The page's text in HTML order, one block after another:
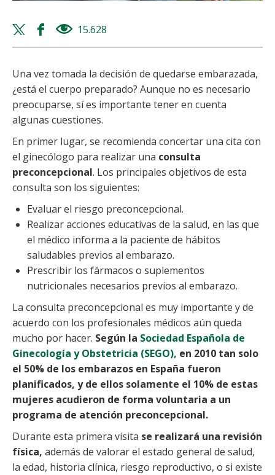
Twitter
share
Facebook
share
15.628
Una vez tomada la decisión de quedarse embarazada,
¿está el cuerpo preparado? Aunque no es necesario
preocuparse, sí es importante tener en cuenta
algunas cuestiones.
En primer lugar, se recomienda concertar una cita con
el ginecólogo para realizar una consulta
preconcepcional. Los principales objetivos de esta
consulta son los siguientes:
Evaluar el riesgo preconcepcional.
Realizar acciones educativas de la salud, en las que
el médico informa a la paciente de hábitos
saludables previos al embarazo.
Prescribir los fármacos o suplementos
nutricionales necesarios previos al embarazo.
La consulta preconcepcional es muy importante y de
acuerdo con los profesionales médicos aún queda
mucho por hacer. Según la Sociedad Española de
Ginecología y Obstetricia (SEGO), en 2010 tan solo
el 50% de los embarazos en España fueron
planificados, y de ellos solamente el 10% de estas
mujeres acudieron de forma voluntaria a un
programa de atención preconcepcional.
Durante esta primera visita se realizará una revisión
física, además de valorar el estado general de salud,
la edad, historia clínica, riesgo reproductivo, o si existe